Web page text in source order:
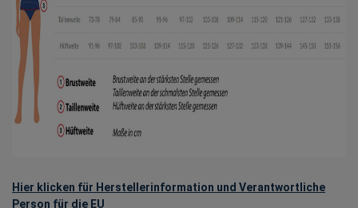
Hier klicken für Herstellerinformation und Verantwortliche
Person für die EU